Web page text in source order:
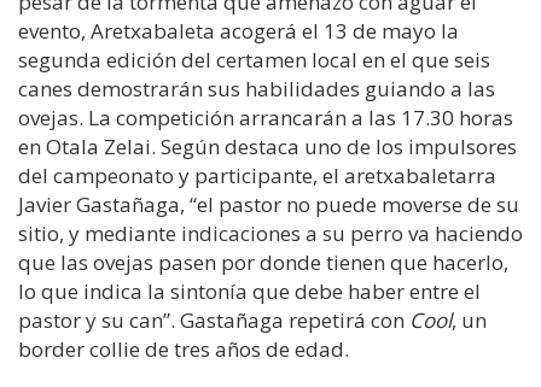
evento, Aretxabaleta acogerá el 13 de mayo la
segunda edición del certamen local en el que seis
canes demostrarán sus habilidades guiando a las
ovejas. La competición arrancarán a las 17.30 horas
en Otala Zelai. Según destaca uno de los impulsores
del campeonato y participante, el aretxabaletarra
Javier Gastañaga, “el pastor no puede moverse de su
sitio, y mediante indicaciones a su perro va haciendo
que las ovejas pasen por donde tienen que hacerlo,
lo que indica la sintonía que debe haber entre el
pastor y su can”. Gastañaga repetirá con Cool, un
border collie de tres años de edad.